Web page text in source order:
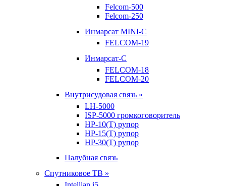
Felcom-500
Felcom-250
Инмарсат MINI-C
FELCOM-19
Инмарсат-С
FELCOM-18
FELCOM-20
Внутрисудовая связь »
LH-5000
ISP-5000 громкоговоритель
HP-10(T) рупор
HP-15(T) рупор
HP-30(T) рупор
Палубная связь
Спутниковое ТВ »